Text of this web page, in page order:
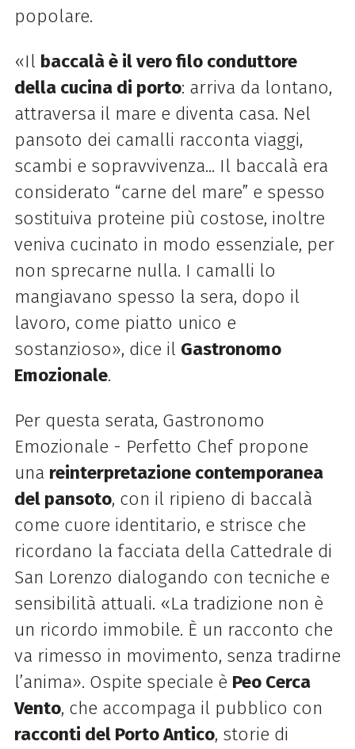
popolare.
«Il baccalà è il vero filo conduttore
della cucina di porto: arriva da lontano,
attraversa il mare e diventa casa. Nel
pansoto dei camalli racconta viaggi,
scambi e sopravvivenza... Il baccalà era
considerato “carne del mare” e spesso
sostituiva proteine più costose, inoltre
veniva cucinato in modo essenziale, per
non sprecarne nulla. I camalli lo
mangiavano spesso la sera, dopo il
lavoro, come piatto unico e
sostanzioso», dice il Gastronomo
Emozionale.
Per questa serata, Gastronomo
Emozionale - Perfetto Chef propone
una reinterpretazione contemporanea
del pansoto, con il ripieno di baccalà
come cuore identitario, e strisce che
ricordano la facciata della Cattedrale di
San Lorenzo dialogando con tecniche e
sensibilità attuali. «La tradizione non è
un ricordo immobile. È un racconto che
va rimesso in movimento, senza tradirne
l’anima». Ospite speciale è Peo Cerca
Vento, che accompaga il pubblico con
racconti del Porto Antico, storie di